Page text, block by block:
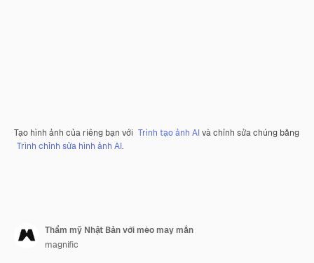
Tạo hình ảnh của riêng bạn với Trình tạo ảnh AIvà chỉnh sửa chúng bằng
Trình chỉnh sửa hình ảnh AI.
Thẩm mỹ Nhật Bản với mèo may mắn
magnific